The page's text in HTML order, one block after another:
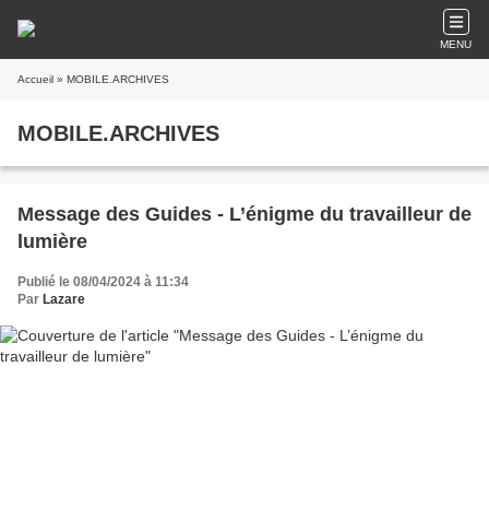
MENU
Accueil » MOBILE.ARCHIVES
MOBILE.ARCHIVES
Message des Guides - L’énigme du travailleur de
lumière
Publié le 08/04/2024 à 11:34
Par Lazare